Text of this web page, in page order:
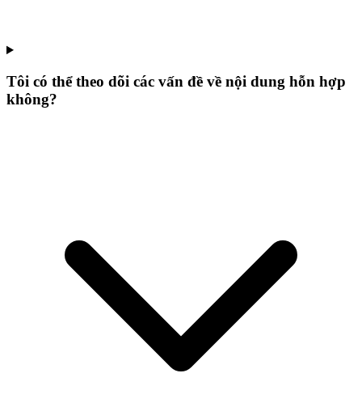
Tôi có thể theo dõi các vấn đề về nội dung hỗn hợp
không?